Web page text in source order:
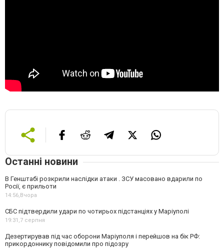
Останні новини
В Генштабі розкрили наслідки атаки . ЗСУ масовано вдарили по
Росії, є прильоти
14:56,Вчора
СБС підтвердили удари по чотирьох підстанціях у Маріуполі
19:31,7 серпня
Дезертирував під час оборони Маріуполя і перейшов на бік РФ:
прикордоннику повідомили про підозру